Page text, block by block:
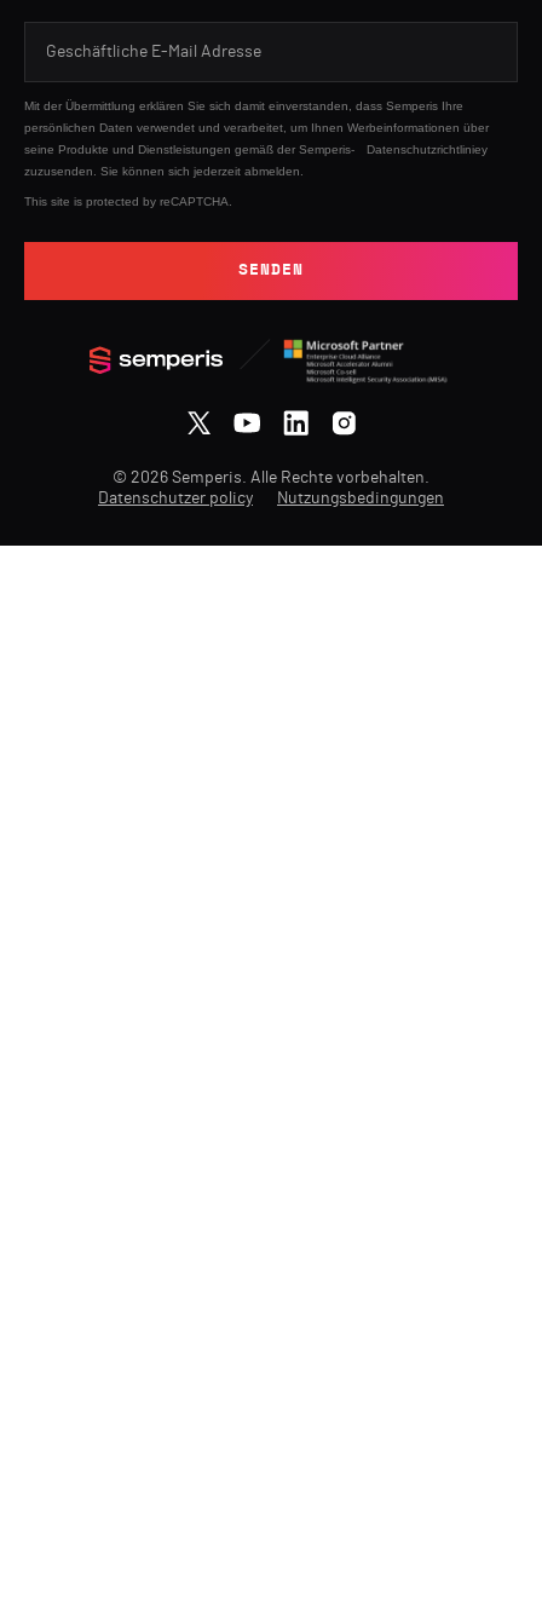
Mit der Übermittlung erklären Sie sich damit einverstanden, dass Semperis Ihre
persönlichen Daten verwendet und verarbeitet, um Ihnen Werbeinformationen über
seine Produkte und Dienstleistungen gemäß der Semperis-
Datenschutzrichtliniey
zuzusenden. Sie können sich jederzeit abmelden.
This site is protected by reCAPTCHA.
SENDEN
© 2026 Semperis. Alle Rechte vorbehalten.
Datenschutzer policy
Nutzungsbedingungen